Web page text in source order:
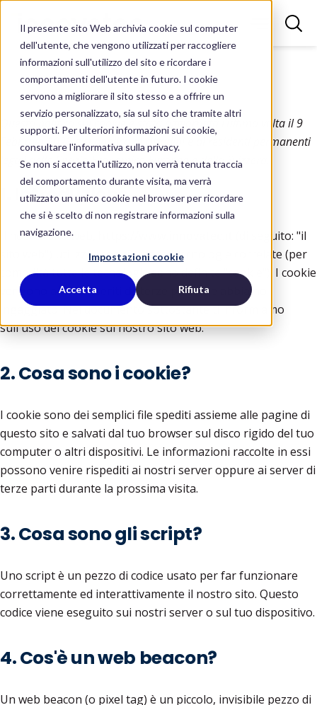
Il presente sito Web archivia cookie sul computer
dell'utente, che vengono utilizzati per raccogliere
informazioni sull'utilizzo del sito e ricordare i
comportamenti dell'utente in futuro. I cookie
servono a migliorare il sito stesso e a offrire un
servizio personalizzato, sia sul sito che tramite altri
supporti. Per ulteriori informazioni sui cookie,
consultare l'informativa sulla privacy.
Se non si accetta l'utilizzo, non verrà tenuta traccia
del comportamento durante visita, ma verrà
utilizzato un unico cookie nel browser per ricordare
che si è scelto di non registrare informazioni sulla
navigazione.
Impostazioni cookie
Accetta Rifiuta
Questa politica sui cookie è stata aggiornata l'ultima volta il 9
Febbraio 2023 e si applica ai cittadini e ai residenti permanenti
legali dello Spazio Economico Europeo e della Svizzera.
1. Introduzione
Il nostro sito web,
(di seguito: "il
sito web") utilizza i cookie e altre tecnologie correlate (per
comodità tutte le tecnologie sono definite "cookie"). I cookie
vengono anche inseriti da terze parti che abbiamo
ingaggiato. Nel documento sottostante ti informiamo
sull'uso dei cookie sul nostro sito web.
2. Cosa sono i cookie?
I cookie sono dei semplici file spediti assieme alle pagine di
questo sito e salvati dal tuo browser sul disco rigido del tuo
computer o altri dispositivi. Le informazioni raccolte in essi
possono venire rispediti ai nostri server oppure ai server di
terze parti durante la prossima visita.
3. Cosa sono gli script?
Uno script è un pezzo di codice usato per far funzionare
correttamente ed interattivamente il nostro sito. Questo
codice viene eseguito sui nostri server o sul tuo dispositivo.
4. Cos'è un web beacon?
Un web beacon (o pixel tag) è un piccolo, invisibile pezzo di